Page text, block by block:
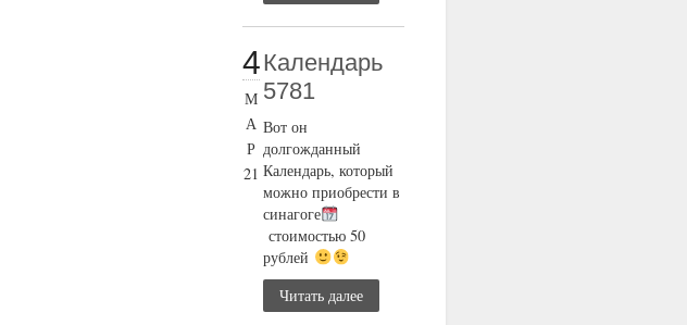
4
М
А
Р
21
Календарь
5781
Вот он
долгожданный
Календарь, который
можно приобрести в
синагоге
стоимостью 50
рублей
Читать далее